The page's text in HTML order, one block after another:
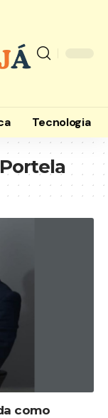
Tecnologia
como